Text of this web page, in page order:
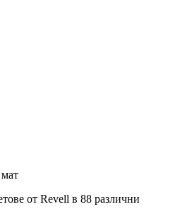
от Revell в 88 различни